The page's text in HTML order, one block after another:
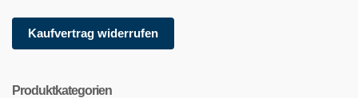
Kaufvertrag widerrufen
Produktkategorien